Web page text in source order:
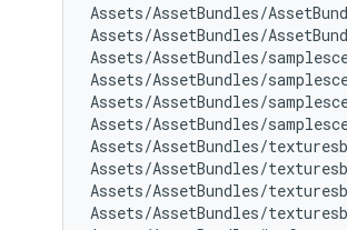
Assets/AssetBundles/
Assets/AssetBundles/
Assets/AssetBundles/
Assets/AssetBundles/
Assets/AssetBundles/
Assets/AssetBundles/
Assets/AssetBundles/
Assets/AssetBundles/
Assets/AssetBundles/
Assets/AssetBundles/